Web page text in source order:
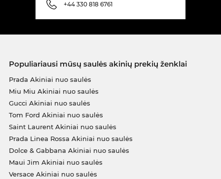
+44 330 818 6761
Populiariausi mūsų saulės akinių prekių ženklai
Prada Akiniai nuo saulės
Miu Miu Akiniai nuo saulės
Gucci Akiniai nuo saulės
Tom Ford Akiniai nuo saulės
Saint Laurent Akiniai nuo saulės
Prada Linea Rossa Akiniai nuo saulės
Dolce & Gabbana Akiniai nuo saulės
Maui Jim Akiniai nuo saulės
Versace Akiniai nuo saulės